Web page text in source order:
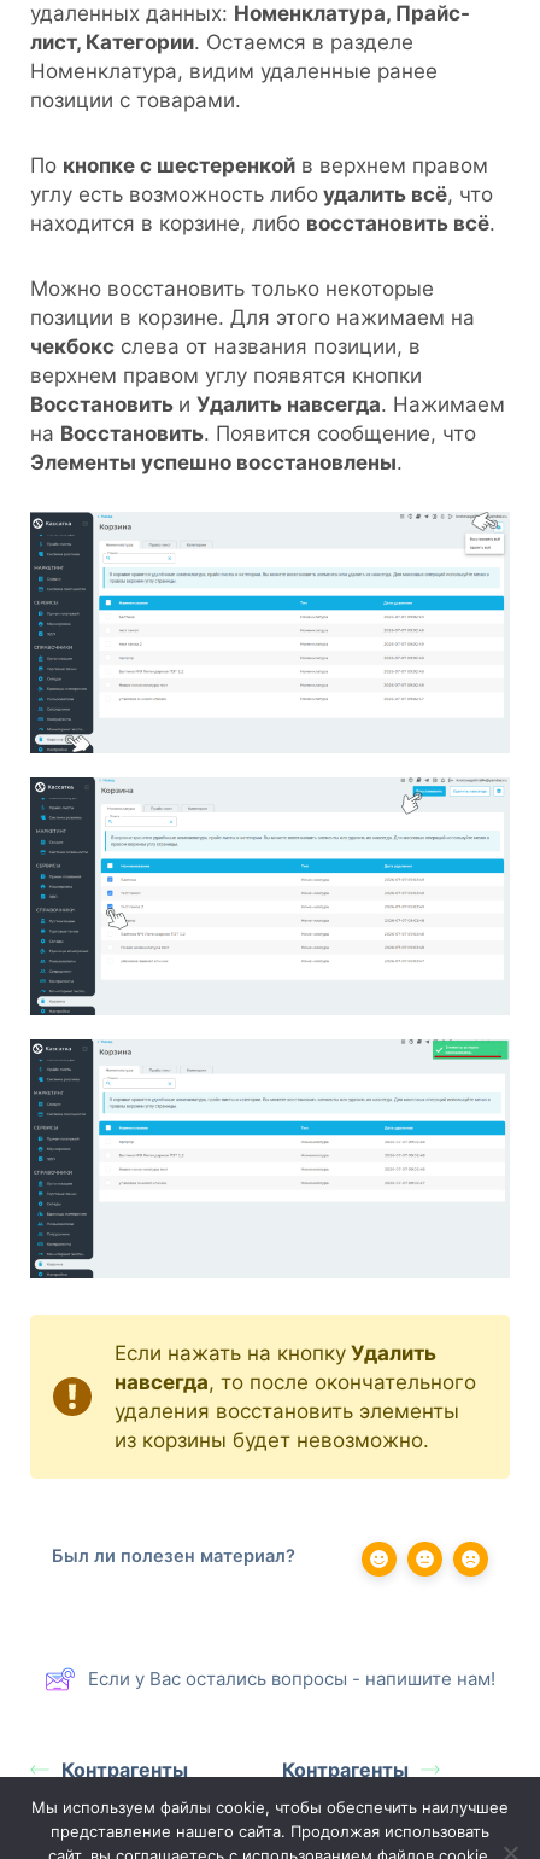
удаленных данных: Номенклатура, Прайс-
лист, Категории. Остаемся в разделе
Номенклатура, видим удаленные ранее
позиции с товарами.
По кнопке с шестеренкой в верхнем правом
углу есть возможность либо удалить всё, что
находится в корзине, либо восстановить всё.
Можно восстановить только некоторые
позиции в корзине. Для этого нажимаем на
чекбокс слева от названия позиции, в
верхнем правом углу появятся кнопки
Восстановить и Удалить навсегда. Нажимаем
на Восстановить. Появится сообщение, что
Элементы успешно восстановлены.
Если нажать на кнопку Удалить
навсегда, то после окончательного
удаления восстановить элементы
из корзины будет невозможно.
Был ли полезен материал?
Если у Вас остались вопросы - напишите нам!
Контрагенты Контрагенты
Мы используем файлы cookie, чтобы обеспечить наилучшее
представление нашего сайта. Продолжая использовать